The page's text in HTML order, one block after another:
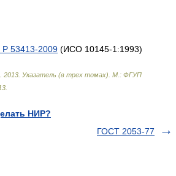
53413-2009 (ИСО 10145-1:1993)
2013. Указатель (в трех томах). М.: ФГУП
НИР?
ГОСТ 2053-77